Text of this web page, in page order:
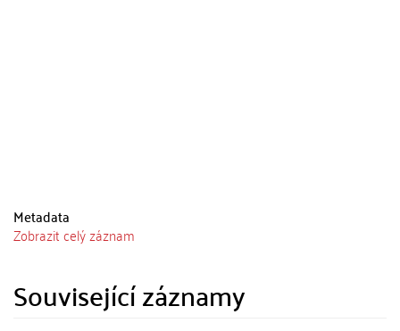
Metadata
Zobrazit celý záznam
Související záznamy